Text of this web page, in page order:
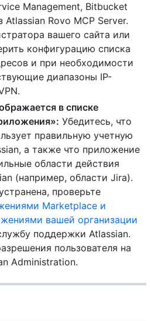
Management, Bitbucket
Atlassian Rovo MCP Server.
вашего сайта или
конфигурацию списка
и при необходимости
диапазоны IP-
в списке
Убедитесь, что
правильную учетную
а также что приложение
области действия
(например, области Jira).
проверьте
Marketplace и
вашей организации
поддержки Atlassian.
пользователя на
Administration.